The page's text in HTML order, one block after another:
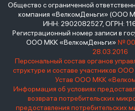
Общество с ограниченной
компания «ВелкомДеньги» (ООО
ИНН: 2902082527, ОГРН:
Регистрационный номер записи в
ООО МКК «ВелкомДеньги» №
28.03.2016
Персональный состав органов
структуре и составе участников
Устав ООО МКК
Информация об условиях
возврата потребительских
предоставления